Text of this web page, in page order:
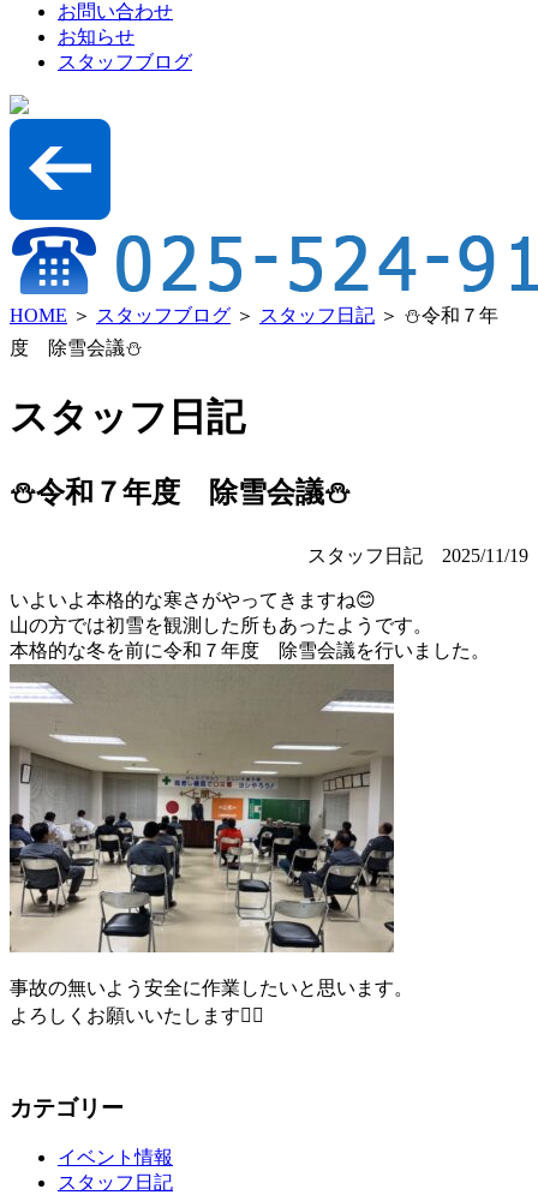
お問い合わせ
お知らせ
スタッフブログ
HOME ＞ スタッフブログ ＞ スタッフ日記 ＞ ⛄令和７年
度 除雪会議⛄
スタッフ日記
⛄令和７年度 除雪会議⛄
スタッフ日記 2025/11/19
いよいよ本格的な寒さがやってきますね😊
山の方では初雪を観測した所もあったようです。
本格的な冬を前に令和７年度 除雪会議を行いました。
事故の無いよう安全に作業したいと思います。
よろしくお願いいたします🙇‍♂️
カテゴリー
イベント情報
スタッフ日記